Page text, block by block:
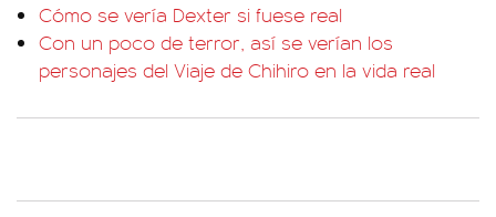
Cómo se vería Dexter si fuese real
Con un poco de terror, así se verían los
personajes del Viaje de Chihiro en la vida real